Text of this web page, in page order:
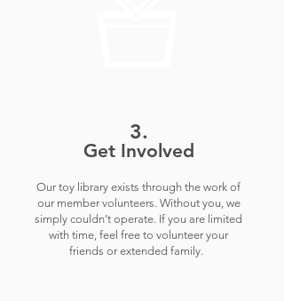
3.
Get Involved
Our toy library exists through the work of
our member volunteers. Without you, we
simply couldn’t operate. ​If you are limited
with time, feel free to volunteer your
friends or extended family.